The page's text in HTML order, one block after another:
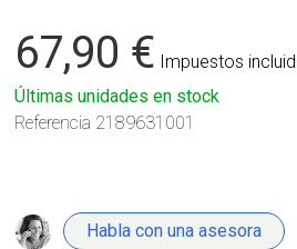
67,90 € Impuestos
Últimas unidades en stock
Referencia 2189631001
Habla con una asesora